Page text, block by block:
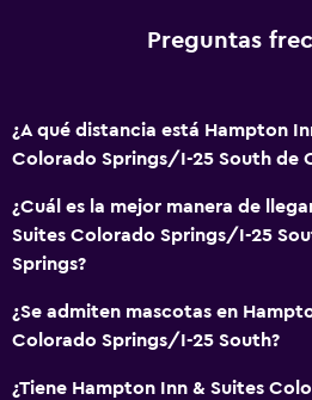
Preguntas
¿A qué distancia está Hampton
Colorado Springs/I-25 South de
¿Cuál es la mejor manera de
Suites Colorado Springs/I-25
Springs?
¿Se admiten mascotas en
Colorado Springs/I-25 South?
¿Tiene Hampton Inn & Suites